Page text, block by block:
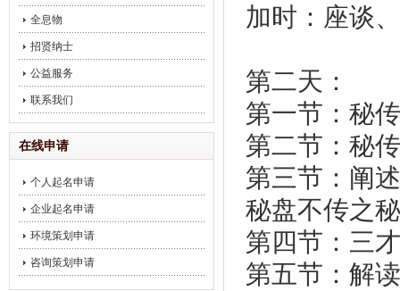
全息物
招贤纳士
公益服务
联系我们
在线申请
个人起名申请
企业起名申请
环境策划申请
咨询策划申请
加时：座谈
第二天：
第一节：秘
第二节：秘
第三节：阐
秘盘不传之
第四节：三
第五节：解